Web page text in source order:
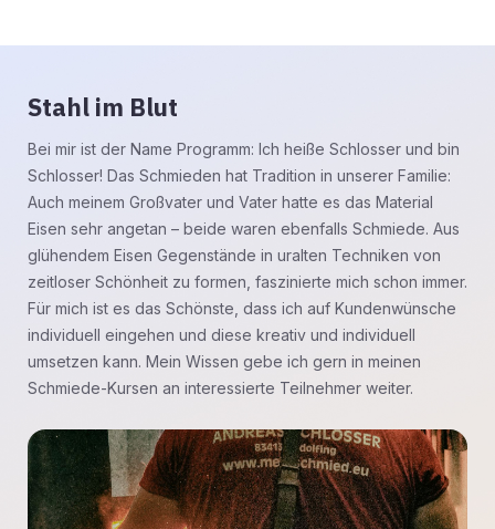
Stahl im Blut
Bei mir ist der Name Programm: Ich heiße Schlosser und bin
Schlosser! Das Schmieden hat Tradition in unserer Familie:
Auch meinem Großvater und Vater hatte es das Material
Eisen sehr angetan – beide waren ebenfalls Schmiede. Aus
glühendem Eisen Gegenstände in uralten Techniken von
zeitloser Schönheit zu formen, faszinierte mich schon immer.
Für mich ist es das Schönste, dass ich auf Kundenwünsche
individuell eingehen und diese kreativ und individuell
umsetzen kann. Mein Wissen gebe ich gern in meinen
Schmiede-Kursen an interessierte Teilnehmer weiter.